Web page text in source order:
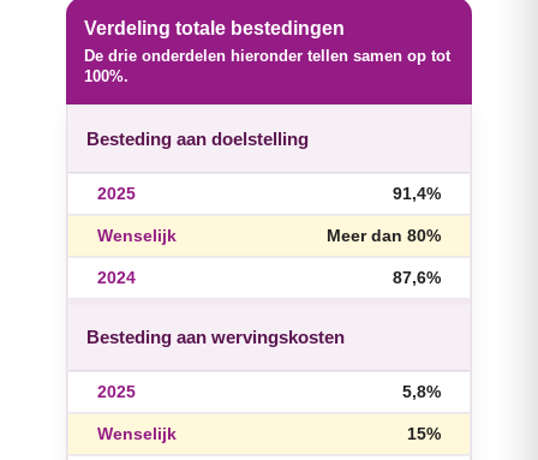
Verdeling totale bestedingen
De drie onderdelen hieronder tellen samen op tot
100%.
Besteding aan doelstelling
91,4%
Meer dan 80%
87,6%
Besteding aan wervingskosten
5,8%
15%